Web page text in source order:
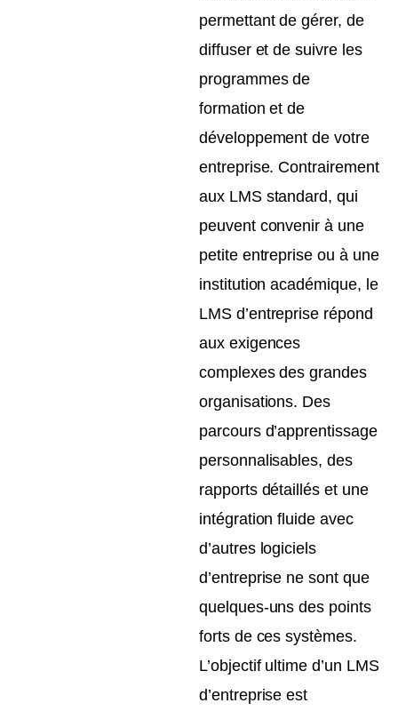
permettant de gérer, de
diffuser et de suivre les
programmes de
formation et de
développement de votre
entreprise. Contrairement
aux LMS standard, qui
peuvent convenir à une
petite entreprise ou à une
institution académique, le
LMS d’entreprise répond
aux exigences
complexes des grandes
organisations. Des
parcours d’apprentissage
personnalisables, des
rapports détaillés et une
intégration fluide avec
d’autres logiciels
d’entreprise ne sont que
quelques-uns des points
forts de ces systèmes.
L’objectif ultime d’un LMS
d’entreprise est